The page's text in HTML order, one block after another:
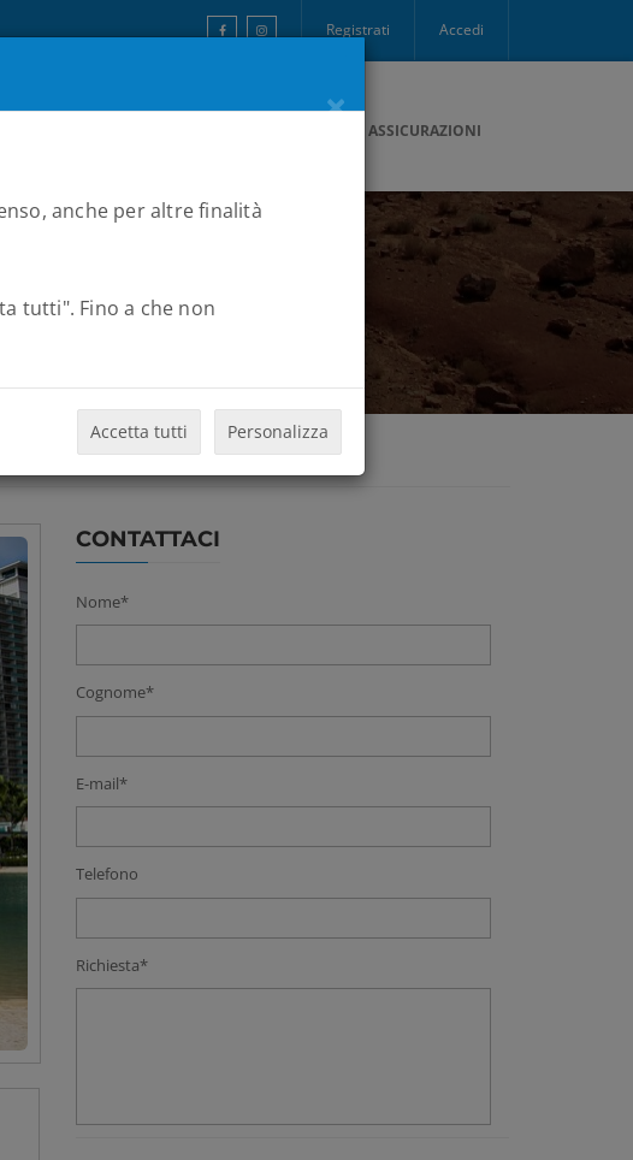
Registrati Accedi
ASSICURAZIONI
CONTATTACI
Nome*
Cognome*
E-mail*
Telefono
Richiesta*
×
anche per altre finalità
tutti". Fino a che non
Accetta tutti Personalizza